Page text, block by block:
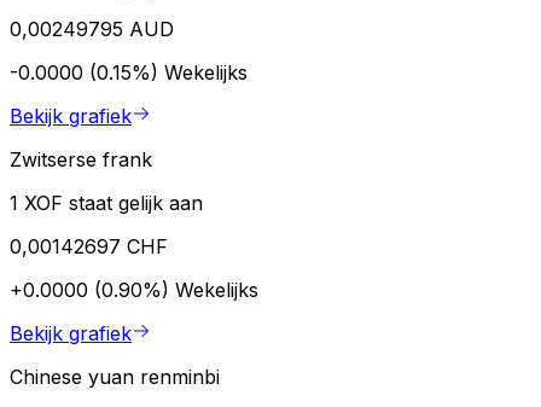
0,00249795 AUD
-0.0000 (0.15%) Wekelijks
Bekijk grafiek
Zwitserse frank
1 XOF staat gelijk aan
0,00142697 CHF
+0.0000 (0.90%) Wekelijks
Bekijk grafiek
Chinese yuan renminbi